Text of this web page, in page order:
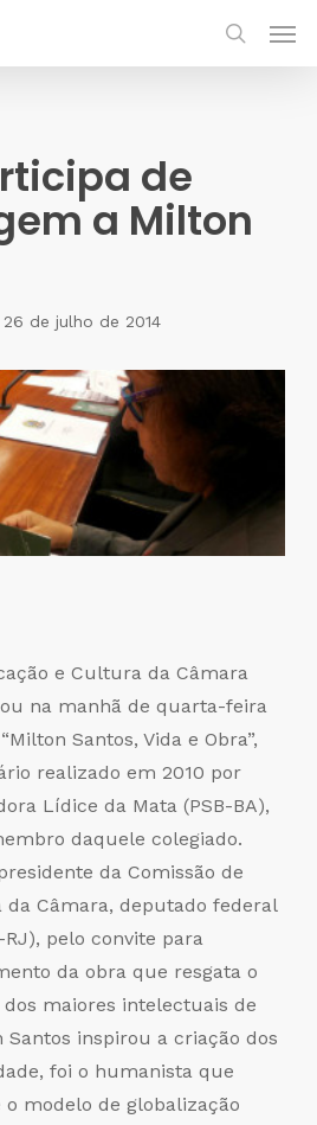
de
a Milton
26 de julho de 2014
e Cultura da Câmara
na manhã de quarta-feira
Santos, Vida e Obra”,
realizado em 2010 por
Lídice da Mata (PSB-BA),
daquele colegiado.
da Comissão de
Câmara, deputado federal
RJ), pelo convite para
da obra que resgata o
maiores intelectuais de
Santos inspirou a criação dos
foi o humanista que
modelo de globalização